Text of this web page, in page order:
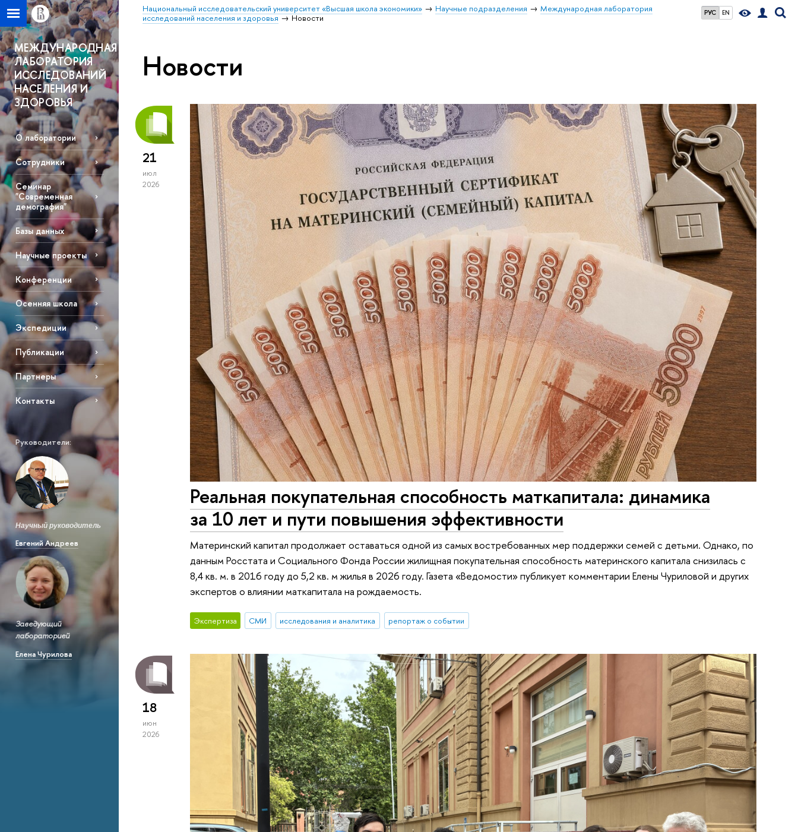
РУС EN
Национальный исследовательский университет «Высшая школа экономики» Научные подразделения
Международная лаборатория
исследований населения и здоровья
Новости
МЕЖДУНАРОДНАЯ
ЛАБОРАТОРИЯ
ИССЛЕДОВАНИЙ
НАСЕЛЕНИЯ И
ЗДОРОВЬЯ
О лаборатории
Сотрудники
Семинар
"Современная
демография"
Базы данных
Научные проекты
Конференции
Осенняя школа
Экспедиции
Публикации
Партнеры
Контакты
Руководители:
Научный руководитель
Евгений Андреев
Заведующий
лабораторией
Елена Чурилова
Новости
21
июл
2026
Реальная покупательная способность маткапитала: динамика
за 10 лет и пути повышения эффективности
Материнский капитал продолжает оставаться одной из самых востребованных мер поддержки семей с детьми. Однако, по
данным Росстата и Социального Фонда России жилищная покупательная способность материнского капитала снизилась с
8,4 кв. м. в 2016 году до 5,2 кв. м жилья в 2026 году. Газета «Ведомости» публикует комментарии Елены Чуриловой и других
экспертов о влиянии маткапитала на рождаемость.
Экспертиза СМИ исследования и аналитика репортаж о событии
18
июн
2026